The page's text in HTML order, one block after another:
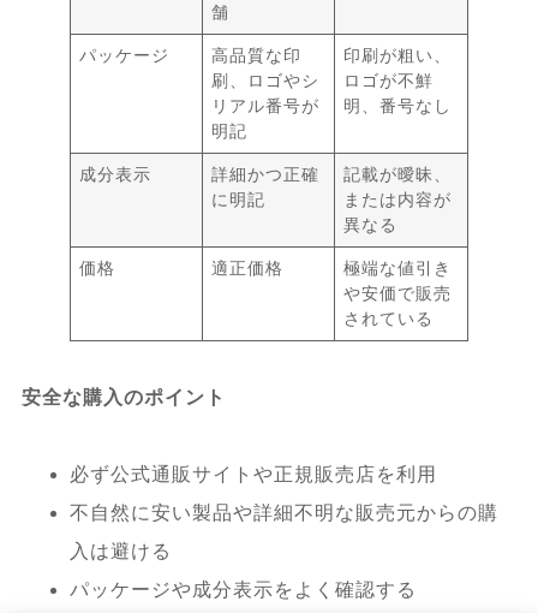
舗
パッケージ
高品質な印
刷、ロゴやシ
リアル番号が
明記
印刷が粗い、
ロゴが不鮮
明、番号なし
成分表示
詳細かつ正確
に明記
記載が曖昧、
または内容が
異なる
価格 適正価格
極端な値引き
や安価で販売
されている
安全な購入のポイント
必ず公式通販サイトや正規販売店を利用
不自然に安い製品や詳細不明な販売元からの購
入は避ける
パッケージや成分表示をよく確認する